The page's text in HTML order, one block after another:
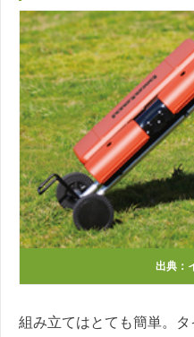
出典：
組み立てはとても簡単。